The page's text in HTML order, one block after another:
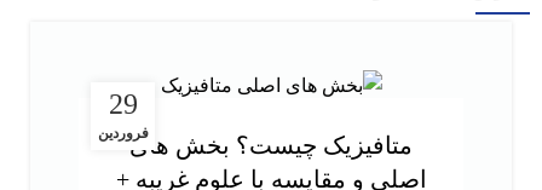
29
فروردینمتافیزیک چیست؟ بخش های
اصلی و مقایسه با علوم غریبه +